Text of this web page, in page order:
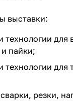
выставки:
технологии для
пайки;
технологии для
резки,